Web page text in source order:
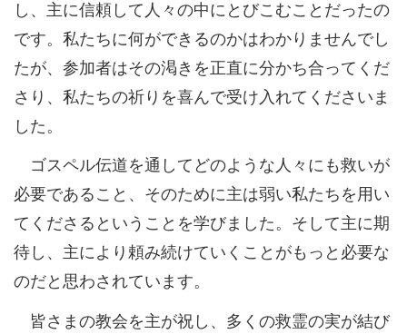
し、主に信頼して人々の中にとびこむことだったの
です。私たちに何ができるのかはわかりませんでし
たが、参加者はその渇きを正直に分かち合ってくだ
さり、私たちの祈りを喜んで受け入れてくださいま
した。
ゴスペル伝道を通してどのような人々にも救いが
必要であること、そのために主は弱い私たちを用い
てくださるということを学びました。そして主に期
待し、主により頼み続けていくことがもっと必要な
のだと思わされています。
皆さまの教会を主が祝し、多くの救霊の実が結び